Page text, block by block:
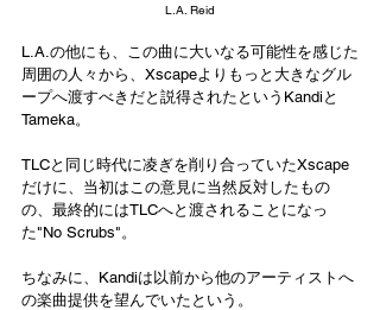
L.A. Reid
L.A.の他にも、この曲に大いなる可能性を感じた
周囲の人々から、Xscapeよりもっと大きなグル
ープへ渡すべきだと説得されたというKandiと
Tameka。
TLCと同じ時代に凌ぎを削り合っていたXscape
だけに、当初はこの意見に当然反対したもの
の、最終的にはTLCへと渡されることになっ
た"No Scrubs"。
ちなみに、Kandiは以前から他のアーティストへ
の楽曲提供を望んでいたという。